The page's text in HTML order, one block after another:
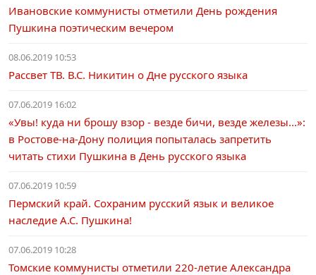
Ивановские коммунисты отметили День рождения
Пушкина поэтическим вечером
08.06.2019 10:53
Рассвет ТВ. В.С. Никитин о Дне русского языка
07.06.2019 16:02
«Увы! куда ни брошу взор - везде бичи, везде железы...»:
в Ростове-на-Дону полиция попыталась запретить
читать стихи Пушкина в День русского языка
07.06.2019 10:59
Пермский край. Сохраним русский язык и великое
наследие А.С. Пушкина!
07.06.2019 10:28
Томские коммунисты отметили 220-летие Александра